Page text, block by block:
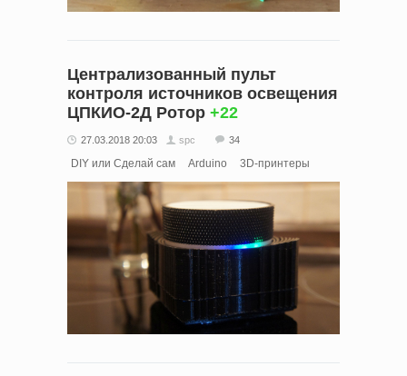
Централизованный пульт
контроля источников освещения
ЦПКИО-2Д Ротор +22
27.03.2018 20:03 spc 34
DIY или Сделай сам Arduino 3D-принтеры